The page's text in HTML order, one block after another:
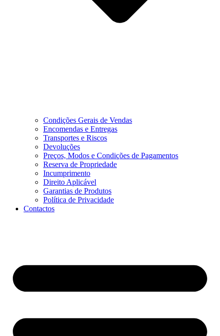
Condições Gerais de Vendas
Encomendas e Entregas
Transportes e Riscos
Devoluções
Preços, Modos e Condições de Pagamentos
Reserva de Propriedade
Incumprimento
Direito Aplicável
Garantias de Produtos
Política de Privacidade
Contactos